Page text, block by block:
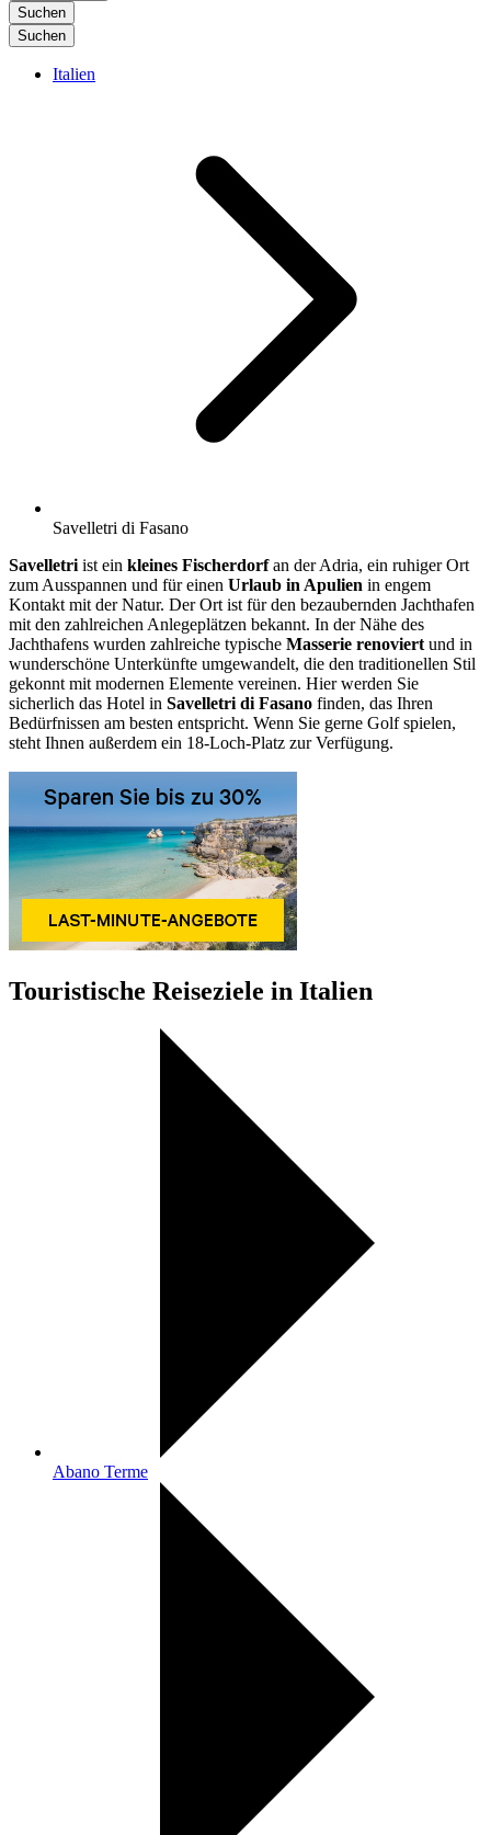
Suchen
Suchen
Italien
Savelletri di Fasano
Savelletri ist ein kleines Fischerdorfan der Adria, ein ruhiger Ort
zum Ausspannen und für einen Urlaub in Apulien in engem
Kontakt mit der Natur. Der Ort ist für den bezaubernden Jachthafen
mit den zahlreichen Anlegeplätzen bekannt. In der Nähe des
Jachthafens wurden zahlreiche typische Masserie renoviert und in
wunderschöne Unterkünfte umgewandelt, die den traditionellen Stil
gekonnt mit modernen Elemente vereinen. Hier werden Sie
sicherlich das Hotel in Savelletri di Fasano finden, das Ihren
Bedürfnissen am besten entspricht. Wenn Sie gerne Golf spielen,
steht Ihnen außerdem ein 18-Loch-Platz zur Verfügung.
Touristische Reiseziele in Italien
Abano Terme